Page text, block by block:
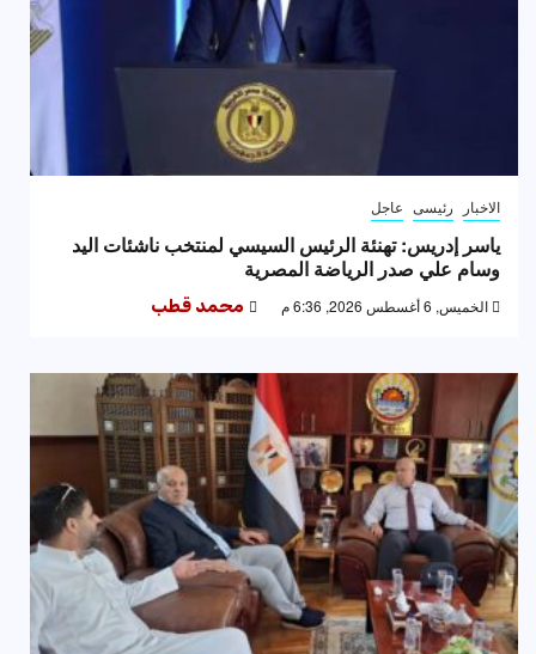
الاخبار رئيسى عاجل
ياسر إدريس: تهنئة الرئيس السيسي لمنتخب ناشئات اليد
وسام علي صدر الرياضة المصرية
الخميس, 6 أغسطس 2026, 6:36 م محمد قطب